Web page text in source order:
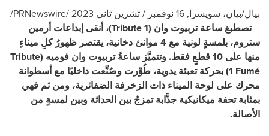
بيال/بيان، سويسرا, 16 نوفمبر / تشرين ثاني 2023
/PRNewswire/
--تصطبغ ساعة تربيوت وان (Tribute 1
)، أنقى إبداعات أرمين
ستروم، بلمسةٍ لونية مع 4 موانئ دخانية، يقتصر ظهورُ كلِ ميناءٍ
منها على 10 قطعٍ فقط.
وتتميَّز ساعةُ تربيوت وان فوميه (Tribute
1 Fumé) بحركة تعبئة يدوية، طُوِّرت وصُنِّعت داخليًا مع أسطوانة
محرك على لوحة الميناء ذات الزخرفة الضفائرية، ومن ثم فهي
بمثابة تحفة ميكانيكية جذَّابة تمزجُ بين الحداثة وبين لمسةٍ من
الأصالة.